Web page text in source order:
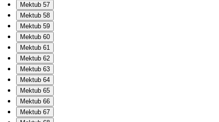
Mektub 57
Mektub 58
Mektub 59
Mektub 60
Mektub 61
Mektub 62
Mektub 63
Mektub 64
Mektub 65
Mektub 66
Mektub 67